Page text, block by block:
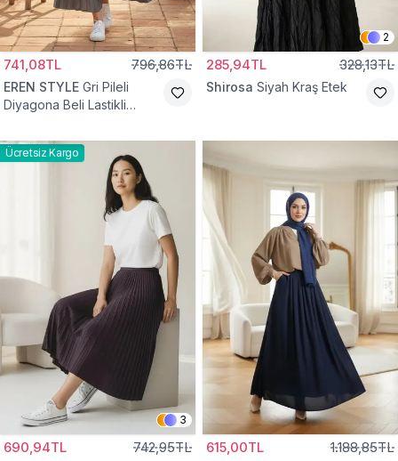
741,08TL 796,86TL
EREN STYLE Gri Pileli
Diyagona Beli Lastikli
2
285,94TL 328,13TL
Shirosa Siyah Kraş Etek
Ücretsiz Kargo
3
690,94TL 742,95TL 615,00TL 1.188,85TL